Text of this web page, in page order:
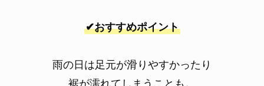
✔おすすめポイント
雨の日は足元が滑りやすかったり
裾が濡れてしまうことも。